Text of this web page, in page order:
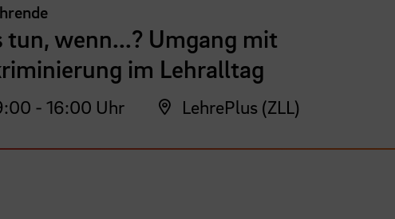
tun, wenn...? Umgang mit
im Lehralltag
- 16:00 Uhr LehrePlus (ZLL)